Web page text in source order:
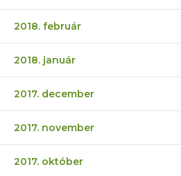
2018. február
2018. január
2017. december
2017. november
2017. október